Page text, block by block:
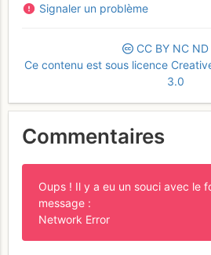
Signaler un problème
CC BY NC ND
Ce contenu est sous licence
3.0
Commentaires
Oups ! Il y a eu un souci avec le
message :
Network Error